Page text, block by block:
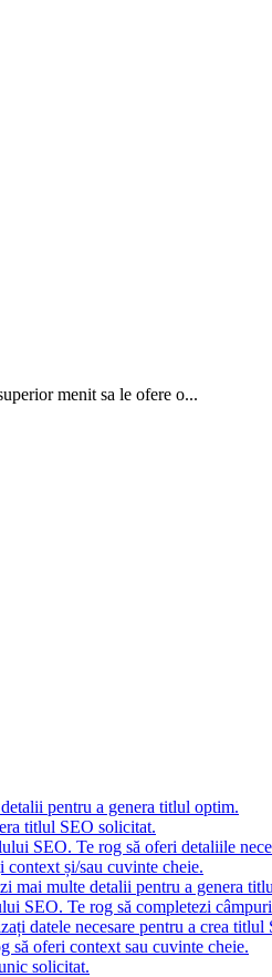
menit sa le ofere o...
pentru a genera titlul optim.
titlul SEO solicitat.
SEO. Te rog să oferi detaliile
și/sau cuvinte cheie.
mai multe detalii pentru a genera
SEO. Te rog să completezi
datele necesare pentru a crea titlul
să oferi context sau cuvinte cheie.
solicitat.